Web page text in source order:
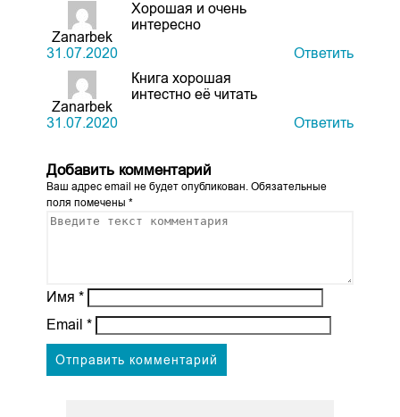
Zanarbek
31.07.2020
Хорошая и очень
интересно
Ответить
Zanarbek
31.07.2020
Книга хорошая
интестно её читать
Ответить
Добавить комментарий
Ваш адрес email не будет опубликован.Обязательные
поля помечены *
Имя *
Email *